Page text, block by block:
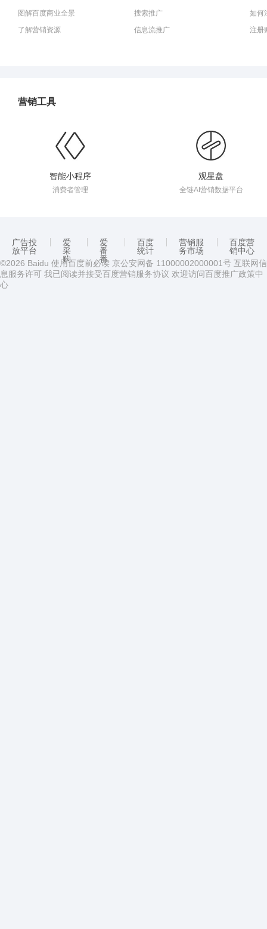
图解百度商业全景
了解营销资源
搜索推广
信息流推广
如何
注册
营销工具
智能小程序
消费者管理
观星盘
全链AI营销数据平台
广告投
放平台
爱
采
购
爱
番
番
百度
统计
营销服
务市场
百度营
销中心
©2026 Baidu 使用百度前必读 京公安网备 11000002000001号 互联网信
息服务许可 我已阅读并接受百度营销服务协议 欢迎访问百度推广政策中
心